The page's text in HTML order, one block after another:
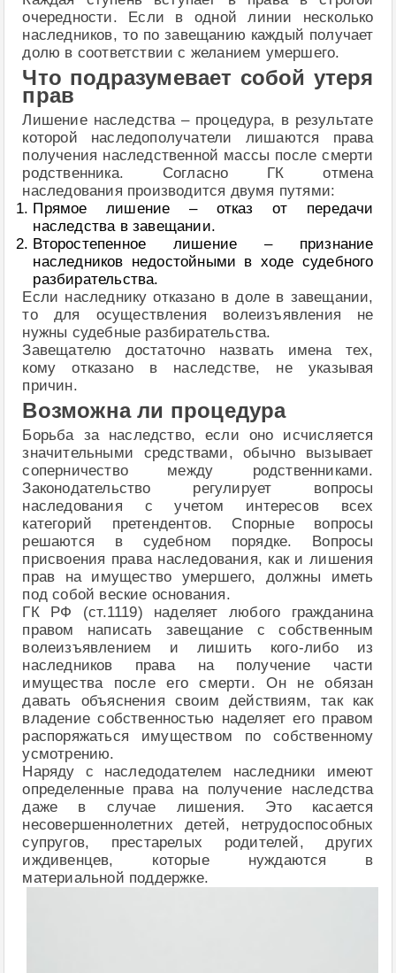
очередности. Если в одной линии несколько
наследников, то по завещанию каждый получает
долю в соответствии с желанием умершего.
Что подразумевает собой утеря
прав
Лишение наследства – процедура, в результате
которой наследополучатели лишаются права
получения наследственной массы после смерти
родственника. Согласно ГК отмена
наследования производится двумя путями:
Прямое лишение – отказ от передачи
наследства в завещании.
Второстепенное лишение – признание
наследников недостойными в ходе судебного
разбирательства.
Если наследнику отказано в доле в завещании,
то для осуществления волеизъявления не
нужны судебные разбирательства.
Завещателю достаточно назвать имена тех,
кому отказано в наследстве, не указывая
причин.
Возможна ли процедура
Борьба за наследство, если оно исчисляется
значительными средствами, обычно вызывает
соперничество между родственниками.
Законодательство регулирует вопросы
наследования с учетом интересов всех
категорий претендентов. Спорные вопросы
решаются в судебном порядке. Вопросы
присвоения права наследования, как и лишения
прав на имущество умершего, должны иметь
под собой веские основания.
ГК РФ (ст.1119) наделяет любого гражданина
правом написать завещание с собственным
волеизъявлением и лишить кого-либо из
наследников права на получение части
имущества после его смерти. Он не обязан
давать объяснения своим действиям, так как
владение собственностью наделяет его правом
распоряжаться имуществом по собственному
усмотрению.
Наряду с наследодателем наследники имеют
определенные права на получение наследства
даже в случае лишения. Это касается
несовершеннолетних детей, нетрудоспособных
супругов, престарелых родителей, других
иждивенцев, которые нуждаются в
материальной поддержке.